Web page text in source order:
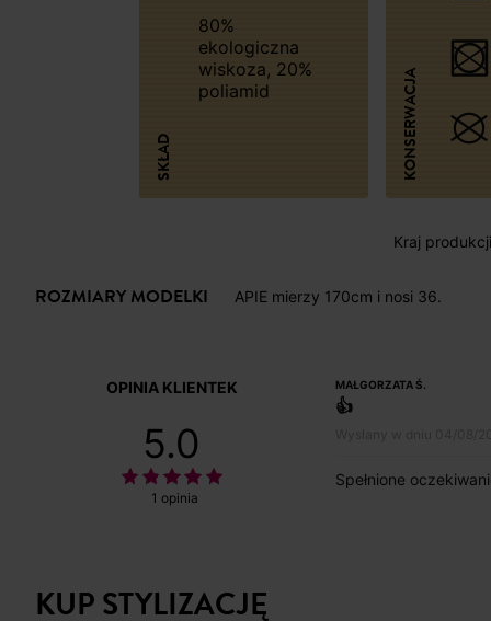
SKŁAD
80%
ekologiczna
wiskoza, 20%
poliamid
KONSERWACJA
Kraj
ROZMIARY MODELKI APIE mierzy 170cm i nosi 36.
OPINIA KLIENTEK
5.0
1 opinia
MAŁGORZATA Ś.
👍
Spełnione
KUP STYLIZACJĘ